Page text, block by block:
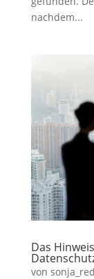
nachdem...
Das
von sonja_red